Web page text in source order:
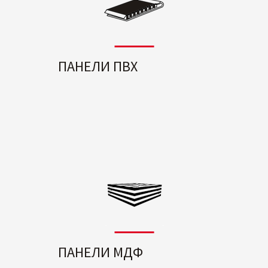
ПАНЕЛИ ПВХ
ПАНЕЛИ МДФ